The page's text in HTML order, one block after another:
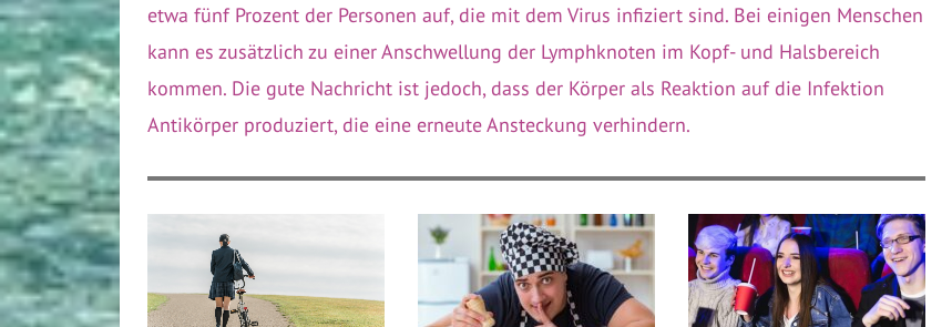
etwa fünf Prozent der Personen auf, die mit dem Virus infiziert sind. Bei einigen Menschen
kann es zusätzlich zu einer Anschwellung der Lymphknoten im Kopf- und Halsbereich
kommen. Die gute Nachricht ist jedoch, dass der Körper als Reaktion auf die Infektion
Antikörper produziert, die eine erneute Ansteckung verhindern.